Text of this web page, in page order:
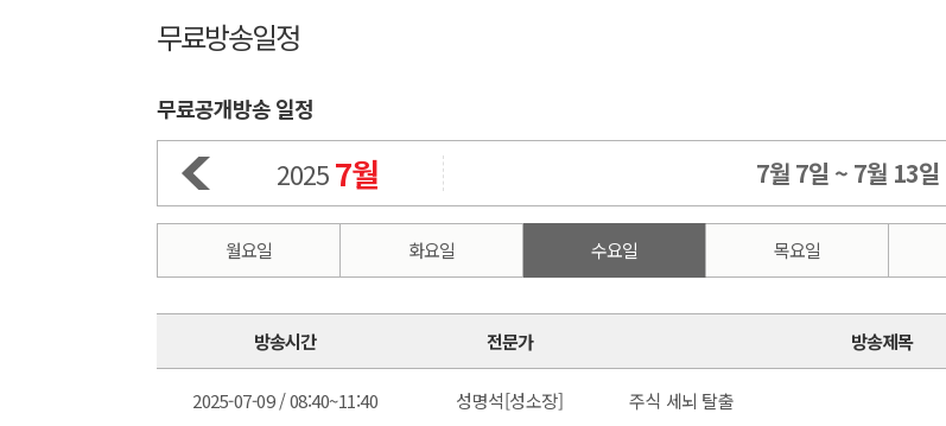
무료방송일정
무료공개방송 일정
20257월 7월 7일 ~ 7월 13일
월요일 화요일 수요일 목요일
방송시간 전문가 방송제목
2025-07-09 / 08:40~11:40 성명석[성소장] 주식 세뇌 탈출